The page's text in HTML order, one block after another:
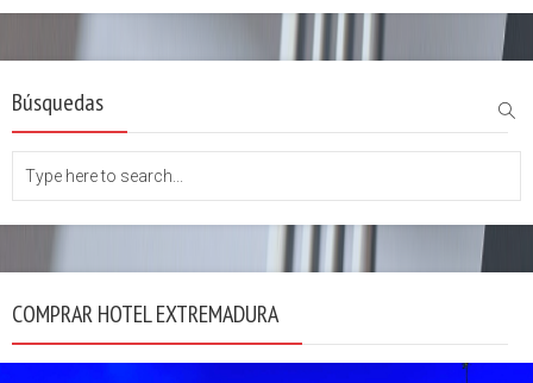
Búsquedas
COMPRAR HOTEL EXTREMADURA